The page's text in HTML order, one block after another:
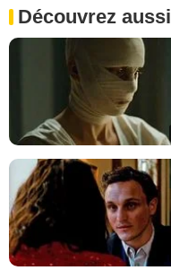
Découvrez aussi